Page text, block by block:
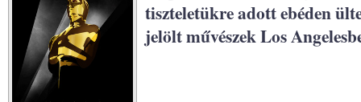
tiszteletükre adott ebéden
jelölt művészek Los